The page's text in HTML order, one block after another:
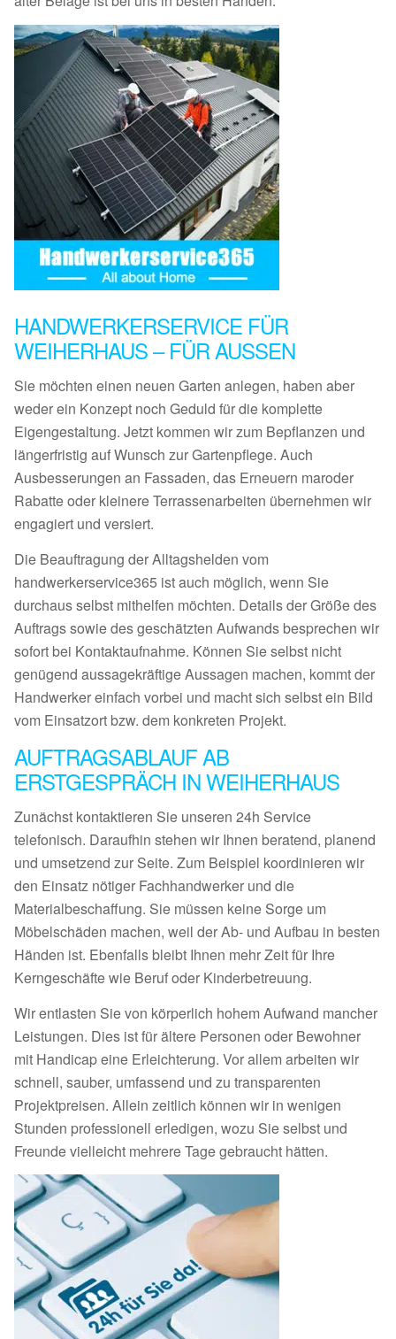
HANDWERKERSERVICE FÜR
WEIHERHAUS – FÜR AUSSEN
Sie möchten einen neuen Garten anlegen, haben aber
weder ein Konzept noch Geduld für die komplette
Eigengestaltung. Jetzt kommen wir zum Bepflanzen und
längerfristig auf Wunsch zur Gartenpflege. Auch
Ausbesserungen an Fassaden, das Erneuern maroder
Rabatte oder kleinere Terrassenarbeiten übernehmen wir
engagiert und versiert.
Die Beauftragung der Alltagshelden vom
handwerkerservice365 ist auch möglich, wenn Sie
durchaus selbst mithelfen möchten. Details der Größe des
Auftrags sowie des geschätzten Aufwands besprechen wir
sofort bei Kontaktaufnahme. Können Sie selbst nicht
genügend aussagekräftige Aussagen machen, kommt der
Handwerker einfach vorbei und macht sich selbst ein Bild
vom Einsatzort bzw. dem konkreten Projekt.
AUFTRAGSABLAUF AB
ERSTGESPRÄCH IN WEIHERHAUS
Zunächst kontaktieren Sie unseren 24h Service
telefonisch. Daraufhin stehen wir Ihnen beratend, planend
und umsetzend zur Seite. Zum Beispiel koordinieren wir
den Einsatz nötiger Fachhandwerker und die
Materialbeschaffung. Sie müssen keine Sorge um
Möbelschäden machen, weil der Ab- und Aufbau in besten
Händen ist. Ebenfalls bleibt Ihnen mehr Zeit für Ihre
Kerngeschäfte wie Beruf oder Kinderbetreuung.
Wir entlasten Sie von körperlich hohem Aufwand mancher
Leistungen. Dies ist für ältere Personen oder Bewohner
mit Handicap eine Erleichterung. Vor allem arbeiten wir
schnell, sauber, umfassend und zu transparenten
Projektpreisen. Allein zeitlich können wir in wenigen
Stunden professionell erledigen, wozu Sie selbst und
Freunde vielleicht mehrere Tage gebraucht hätten.